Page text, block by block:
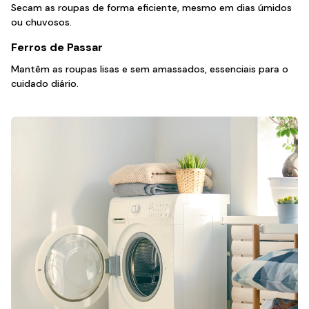
Secam as roupas de forma eficiente, mesmo em dias úmidos
ou chuvosos.
Ferros de Passar
Mantêm as roupas lisas e sem amassados, essenciais para o
cuidado diário.